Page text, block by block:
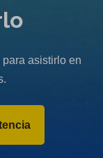
asistirlo en